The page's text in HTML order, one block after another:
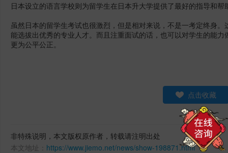
日本设立的语言学校则为留学生在日本升大学提供了最好的指导和帮
虽然日本的留学生考试也很激烈，但是相对来说，不是一考定终身
能选拔出优秀的专业人才。而且注重面试的话，也可以对学生的能
更为公平公正。
点击收藏
非特殊说明，本文版权原作者，转载请注明出处
本文地址： https://www.jiemo.net/news/show-198871.html